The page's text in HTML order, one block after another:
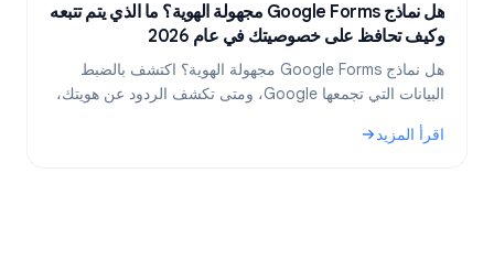
هل نماذج Google Forms مجهولة الهوية؟ ما الذي يتم تتبعه
وكيف تحافظ على خصوصيتك في عام 2026
هل نماذج Google Forms مجهولة الهوية؟ اكتشف بالضبط
البيانات التي تجمعها Google، ومتى تكشف الردود عن هويتك،
اقرأ المزيد
: هل نماذج Google Forms مجهولة الهوية؟ ما الذي يتم تتبعه وكيف تحافظ على خصوصيتك في عام 2026